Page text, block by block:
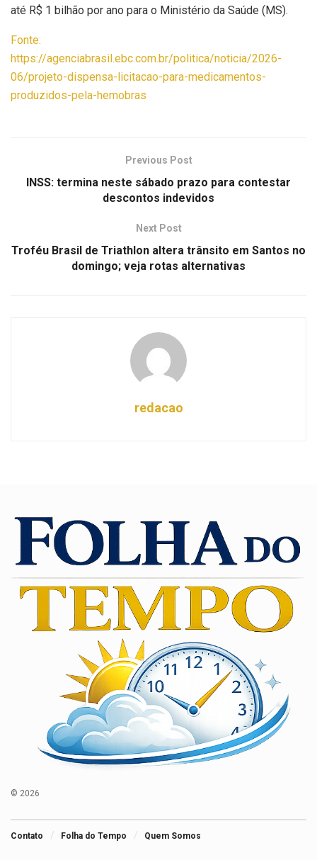
até R$ 1 bilhão por ano para o Ministério da Saúde (MS).
Fonte:
https://agenciabrasil.ebc.com.br/politica/noticia/2026-
06/projeto-dispensa-licitacao-para-medicamentos-
produzidos-pela-hemobras
Previous Post
INSS: termina neste sábado prazo para contestar
descontos indevidos
Next Post
Troféu Brasil de Triathlon altera trânsito em Santos no
domingo; veja rotas alternativas
redacao
© 2026
Contato Folha do Tempo Quem Somos